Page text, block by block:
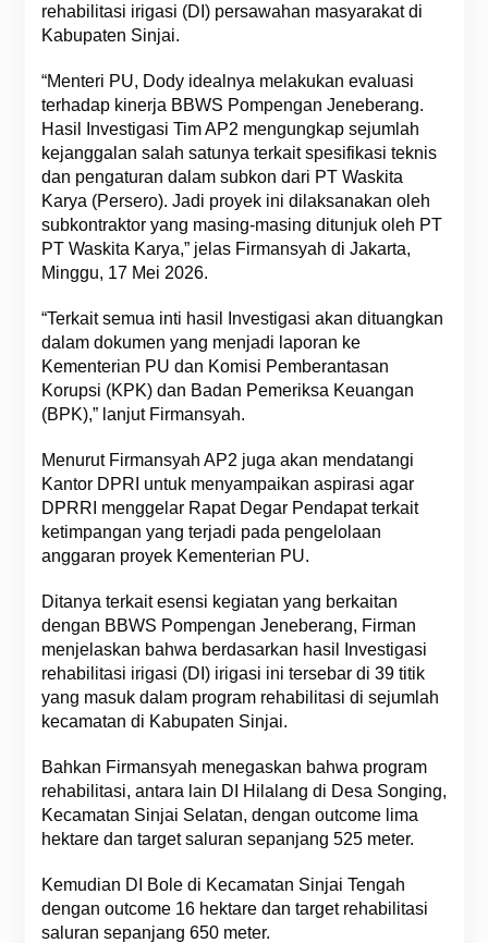
rehabilitasi irigasi (DI) persawahan masyarakat di
Kabupaten Sinjai.
“Menteri PU, Dody idealnya melakukan evaluasi
terhadap kinerja BBWS Pompengan Jeneberang.
Hasil Investigasi Tim AP2 mengungkap sejumlah
kejanggalan salah satunya terkait spesifikasi teknis
dan pengaturan dalam subkon dari PT Waskita
Karya (Persero). Jadi proyek ini dilaksanakan oleh
subkontraktor yang masing-masing ditunjuk oleh PT
PT Waskita Karya,” jelas Firmansyah di Jakarta,
Minggu, 17 Mei 2026.
“Terkait semua inti hasil Investigasi akan dituangkan
dalam dokumen yang menjadi laporan ke
Kementerian PU dan Komisi Pemberantasan
Korupsi (KPK) dan Badan Pemeriksa Keuangan
(BPK),” lanjut Firmansyah.
Menurut Firmansyah AP2 juga akan mendatangi
Kantor DPRI untuk menyampaikan aspirasi agar
DPRRI menggelar Rapat Degar Pendapat terkait
ketimpangan yang terjadi pada pengelolaan
anggaran proyek Kementerian PU.
Ditanya terkait esensi kegiatan yang berkaitan
dengan BBWS Pompengan Jeneberang, Firman
menjelaskan bahwa berdasarkan hasil Investigasi
rehabilitasi irigasi (DI) irigasi ini tersebar di 39 titik
yang masuk dalam program rehabilitasi di sejumlah
kecamatan di Kabupaten Sinjai.
Bahkan Firmansyah menegaskan bahwa program
rehabilitasi, antara lain DI Hilalang di Desa Songing,
Kecamatan Sinjai Selatan, dengan outcome lima
hektare dan target saluran sepanjang 525 meter.
Kemudian DI Bole di Kecamatan Sinjai Tengah
dengan outcome 16 hektare dan target rehabilitasi
saluran sepanjang 650 meter.